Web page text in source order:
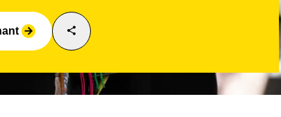
arrow_forward share